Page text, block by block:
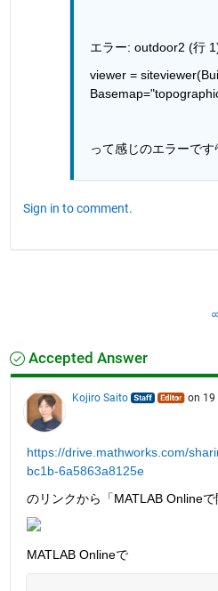
エラー: outdoor2 (行
viewer =
って感じのエラーです
Sign in to comment.
Accepted Answer
Kojiro Saito on 19
https://drive.mathworks.com/
bc1b-6a5863a8125e
のリンクから「MATLAB Onlineで
MATLAB Onlineで